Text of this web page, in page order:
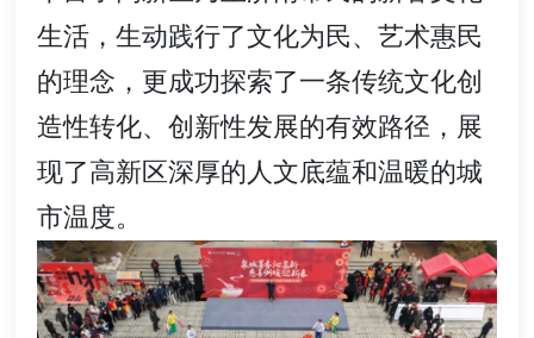
生活，生动践行了文化为民、艺术惠民
的理念，更成功探索了一条传统文化创
造性转化、创新性发展的有效路径，展
现了高新区深厚的人文底蕴和温暖的城
市温度。